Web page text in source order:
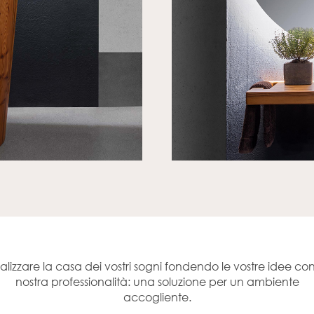
la casa dei vostri sogni fondendo le vostre idee
nostra professionalità: una soluzione per un ambiente
accogliente.